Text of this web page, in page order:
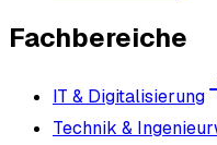
Fachbereiche
IT & Digitalisierung
Technik &